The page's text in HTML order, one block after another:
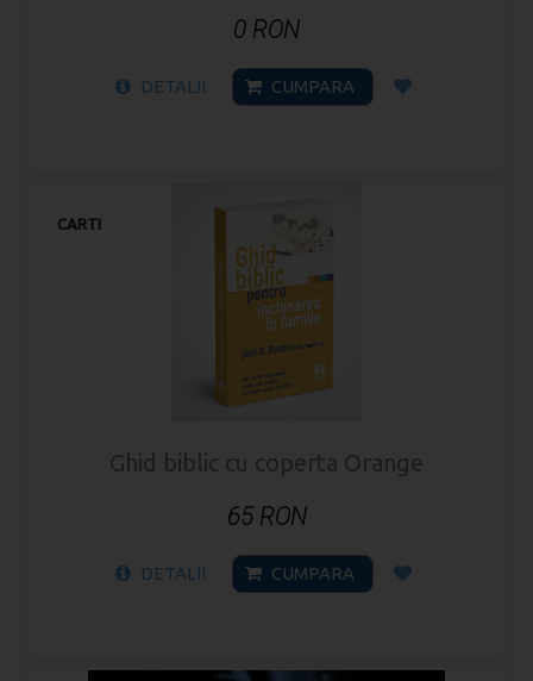
0 RON
DETALII CUMPARA
CARTI
Ghid biblic cu coperta Orange
65 RON
DETALII CUMPARA